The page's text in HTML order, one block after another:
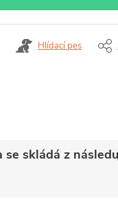
Hlídací pes
se skládá z